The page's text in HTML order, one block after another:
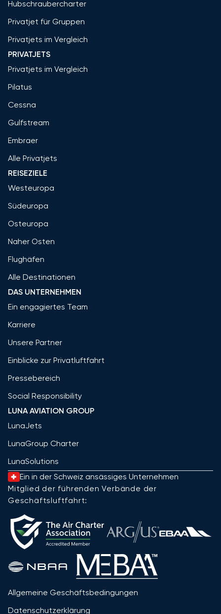
Hubschraubercharter
Privatjet für Gruppen
Privatjets im Vergleich
PRIVATJETS
Privatjets im Vergleich
Pilatus
Cessna
Gulfstream
Embraer
Alle Privatjets
REISEZIELE
Westeuropa
Südeuropa
Osteuropa
Naher Osten
Flughäfen
Alle Destinationen
DAS UNTERNEHMEN
Ein engagiertes Team
Karriere
Unsere Partner
Einblicke zur Privatluftfahrt
Pressebereich
Social Responsibility
LUNA AVIATION GROUP
LunaJets
LunaGroup Charter
LunaSolutions
Ein in der Schweiz ansässiges Unternehmen
Mitglied der führenden Verbände der
Geschäftsluftfahrt:
Allgemeine Geschäftsbedingungen
Datenschutzerklärung